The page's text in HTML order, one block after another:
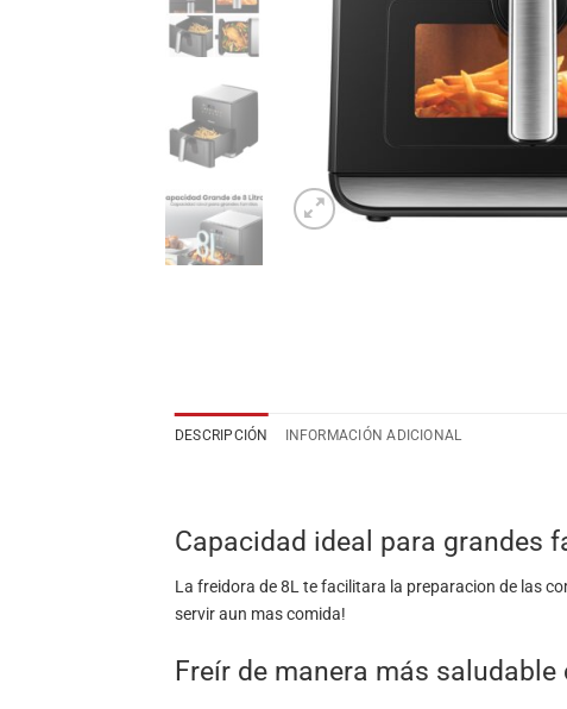
DESCRIPCIÓN INFORMACIÓN ADICIONAL
Capacidad ideal para grandes
La freidora de 8L te facilitara la preparacion de las
servir aun mas comida!
Freír de manera más